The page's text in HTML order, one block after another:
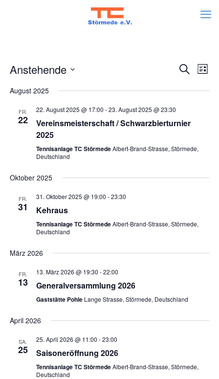
SucheListe
Anstehende
wählen.
August 2025
FR.
22
22. August 2025 @ 17:00 -23. August 2025 @ 23:30
Vereinsmeisterschaft / Schwarzbierturnier
2025
Tennisanlage TC StörmedeAlbert-Brand-Strasse, Störmede,
Deutschland
Oktober 2025
FR.
31
31. Oktober 2025 @ 19:00 -23:30
Kehraus
Tennisanlage TC StörmedeAlbert-Brand-Strasse, Störmede,
Deutschland
März 2026
FR.
13
13. März 2026 @ 19:30 -22:00
Generalversammlung 2026
Gaststätte Pohle Lange Strasse, Störmede, Deutschland
April 2026
SA.
25
25. April 2026 @ 11:00 -23:00
Saisoneröffnung 2026
Tennisanlage TC StörmedeAlbert-Brand-Strasse, Störmede,
Deutschland